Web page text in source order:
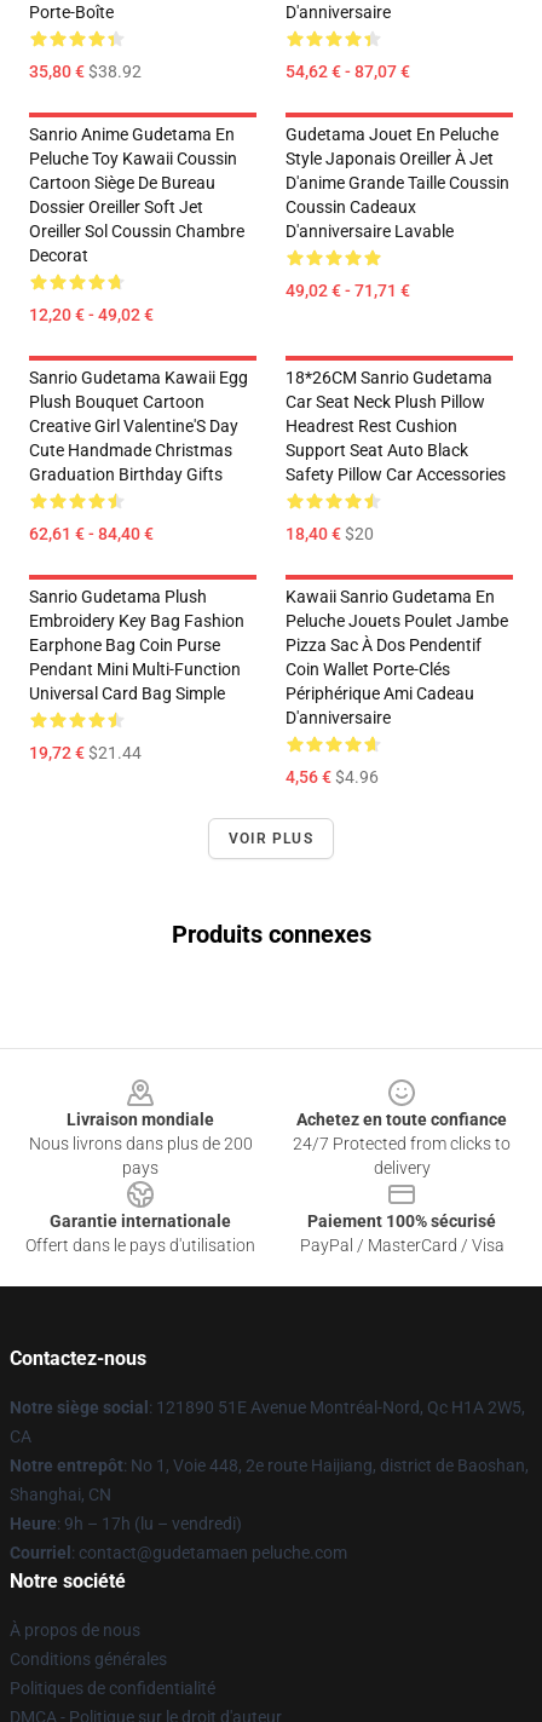
Porte-Boîte
35,80 €$38.92
D'anniversaire
54,62 € - 87,07 €
Sanrio Anime Gudetama En
Peluche Toy Kawaii Coussin
Cartoon Siège De Bureau
Dossier Oreiller Soft Jet
Oreiller Sol Coussin Chambre
Decorat
12,20 € - 49,02 €
Gudetama Jouet En Peluche
Style Japonais Oreiller À Jet
D'anime Grande Taille Coussin
Coussin Cadeaux
D'anniversaire Lavable
49,02 € - 71,71 €
Sanrio Gudetama Kawaii Egg
Plush Bouquet Cartoon
Creative Girl Valentine'S Day
Cute Handmade Christmas
Graduation Birthday Gifts
62,61 € - 84,40 €
18*26CM Sanrio Gudetama
Car Seat Neck Plush Pillow
Headrest Rest Cushion
Support Seat Auto Black
Safety Pillow Car Accessories
18,40 €$20
Sanrio Gudetama Plush
Embroidery Key Bag Fashion
Earphone Bag Coin Purse
Pendant Mini Multi-Function
Universal Card Bag Simple
19,72 €$21.44
Kawaii Sanrio Gudetama En
Peluche Jouets Poulet Jambe
Pizza Sac À Dos Pendentif
Coin Wallet Porte-Clés
Périphérique Ami Cadeau
D'anniversaire
4,56 €$4.96
VOIR PLUS
Produits connexes
Livraison mondiale
Nous livrons dans plus de 200
pays
Achetez en toute confiance
24/7 Protected from clicks to
delivery
Garantie internationale
Offert dans le pays d'utilisation
Paiement 100% sécurisé
PayPal / MasterCard / Visa
Contactez-nous
Notre siège social : 121890 51E Avenue Montréal-Nord, Qc H1A 2W5,
CA
Notre entrepôt: No 1, Voie 448, 2e route Haijiang, district de Baoshan,
Shanghai, CN
Heure: 9h – 17h (lu – vendredi)
Courriel : contact@gudetamaen peluche.com
Notre société
À propos de nous
Conditions générales
Politiques de confidentialité
DMCA - Politique sur le droit d'auteur